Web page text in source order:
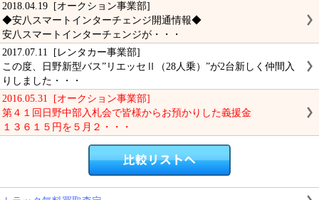
2018.04.19 [オークション事業部]
◆安八スマートインターチェンジ開通情報◆
安八スマートインターチェンジが・・・
2017.07.11 [レンタカー事業部]
この度、日野新型バス”リエッセⅡ（28人乗）”が2台新しく仲間入
りしました・・・
2016.05.31 [オークション事業部]
第４１回日野中部入札会で皆様からお預かりした義援金
１３６１５円を５月２・・・